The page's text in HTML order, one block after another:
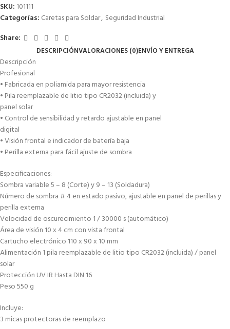
SKU: 101111
Categorías: Caretas para Soldar, Seguridad Industrial
Share:
DESCRIPCIÓNVALORACIONES (0)ENVÍO Y ENTREGA
Descripción
Profesional
• Fabricada en poliamida para mayor resistencia
• Pila reemplazable de litio tipo CR2032 (incluida) y
panel solar
• Control de sensibilidad y retardo ajustable en panel
digital
• Visión frontal e indicador de batería baja
• Perilla externa para fácil ajuste de sombra
Especificaciones:
Sombra variable 5 – 8 (Corte) y 9 – 13 (Soldadura)
Número de sombra # 4 en estado pasivo, ajustable en panel de perillas y
perilla externa
Velocidad de oscurecimiento 1 / 30000 s (automático)
Área de visión 10 x 4 cm con vista frontal
Cartucho electrónico 110 x 90 x 10 mm
Alimentación 1 pila reemplazable de litio tipo CR2032 (incluida) / panel
solar
Protección UV IR Hasta DIN 16
Peso 550 g
Incluye:
3 micas protectoras de reemplazo